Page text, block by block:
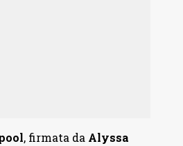
, firmata da Alyssa